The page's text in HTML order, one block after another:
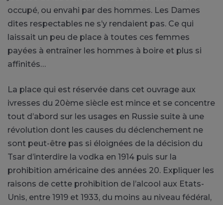
occupé, ou envahi par des hommes. Les Dames
dites respectables ne s’y rendaient pas. Ce qui
laissait un peu de place à toutes ces femmes
payées à entraîner les hommes à boire et plus si
affinités…
La place qui est réservée dans cet ouvrage aux
ivresses du 20ème siècle est mince et se concentre
tout d’abord sur les usages en Russie suite à une
révolution dont les causes du déclenchement ne
sont peut-être pas si éloignées de la décision du
Tsar d’interdire la vodka en 1914 puis sur la
prohibition américaine des années 20. Expliquer les
raisons de cette prohibition de l’alcool aux Etats-
Unis, entre 1919 et 1933, du moins au niveau fédéral,